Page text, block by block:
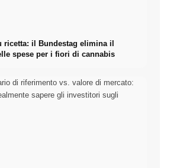
ricetta: il Bundestag elimina il
spese per i fiori di cannabis